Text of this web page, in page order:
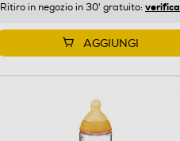
Ritiro in negozio in 30' gratuito: verifica
AGGIUNGI